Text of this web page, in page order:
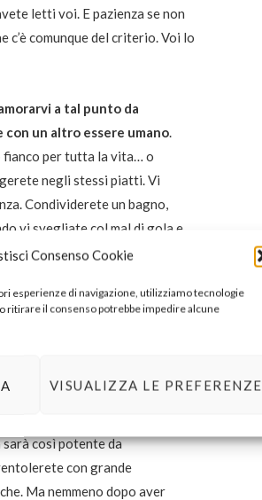
Consenso Cookie
esperienze di navigazione, utilizziamo tecnologie
ritirare il consenso potrebbe impedire alcune
VISUALIZZA LE PREFERENZE
letti voi. E pazienza se non
comunque del criterio. Voi lo
a tal punto da
un altro essere umano.
fianco per tutta la vita… o
negli stessi piatti. Vi
Condividerete un bagno,
vi svegliate col mal di gola e
delle vacanze,
Proprio voi, che immaginavate
-, con questa persona
litigate neanche. Vi verrà
una borsa del tennis piena di
i denti con lo spazzolino
dall’irrefrenabile
così potente da
con grande
Ma nemmeno dopo aver